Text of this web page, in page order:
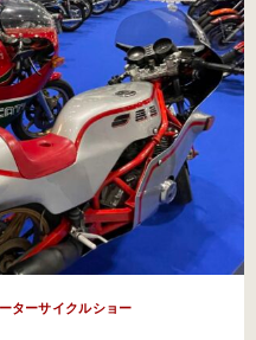
ターサイクルショー